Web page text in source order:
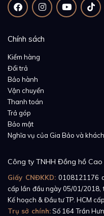
Đồng Hồ Omega
220.10.34.20.03.001
automatic, Cal 8800
tần số 25.200 vph cho
chức năng chính như
hồ có khả năng dự trữ
và có khả năng chịu
Chính sách
Kiểm hàng
Đổi trả
Bảo hành
Vận chuyển
Thanh toán
Trả góp
Bảo mật
Nghĩa vụ của Gia Bảo và
Công ty TNHH Đồng hồ Cao
Giấy CNĐKKD: 0108121176
cấp lần đầu ngày 05/01/
Kế hoạch & Đầu tư TP. HCM cấp
Trụ sở chính:Số 164 Trần